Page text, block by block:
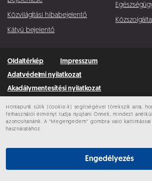
Honlapunk sütik (cookie-k) segítségével törekszik arra,
felhasználói élményt tudja nyújtani Önnek, mindezt
azonosítanánk. A “Megengedem” gombra való
használatához.
Engedélyezés
Közvilágítási hibabejelentő
Kátyú bejelentő
Oldaltérkép
Impresszum
Adatvédelmi nyilatkozat
Akadálymentesítési nyilatkozat
Minden jog fenntartva © 2026 Pomáz